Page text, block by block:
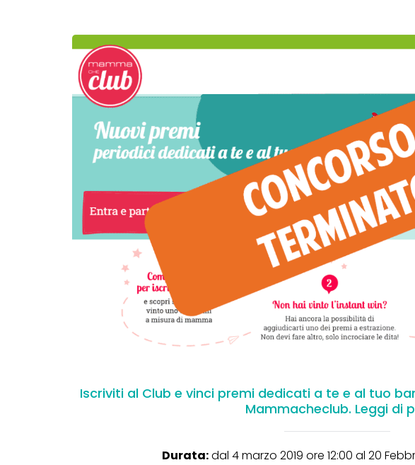
Iscriviti al Club e vinci premi dedicati a te e al tuo
Mammacheclub. Leggi di
Durata:dal 4 marzo 2019 ore 12:00 al 20